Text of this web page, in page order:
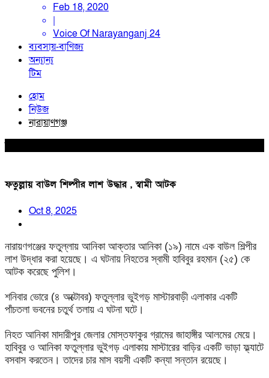
Feb 18, 2020
|
Voice Of Narayanganj 24
ব্যবসায়-বাণিজ্য
অন্যান্য
টিম
হোম
নিউজ
নারায়াণগঞ্জ
ফতুল্লায় বাউল শিল্পীর লাশ উদ্ধার , স্বামী আটক
Oct 8, 2025
নারায়ণগঞ্জের ফতুল্লায় আনিকা আক্তার আনিকা (১৯) নামে এক বাউল শিল্পীর
লাশ উদ্ধার করা হয়েছে। এ ঘটনায় নিহতের স্বামী হাবিবুর রহমান (২৫) কে
আটক করেছে পুলিশ।
শনিবার ভোরে (৪ অক্টোবর) ফতুল্লার ভুইগড় মাস্টারবাড়ী এলাকার একটি
পাঁচতলা ভবনের চতুর্থ তলায় এ ঘটনা ঘটে।
নিহত আনিকা মাদারীপুর জেলার মোস্তফাকুর গ্রামের জাহাঙ্গীর আলমের মেয়ে।
হাবিবুর ও আনিকা ফতুল্লার ভুইগড় এলাকায় মাস্টারের বাড়ির একটি ভাড়া ফ্ল্যাটে
বসবাস করতেন। তাদের চার মাস বয়সী একটি কন্যা সন্তান রয়েছে।